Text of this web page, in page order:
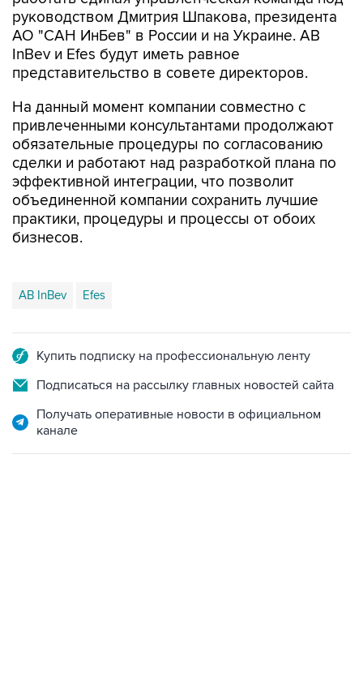
руководством Дмитрия Шпакова, президента
АО "САН ИнБев" в России и на Украине. AB
InBev и Efes будут иметь равное
представительство в совете директоров.
На данный момент компании совместно с
привлеченными консультантами продолжают
обязательные процедуры по согласованию
сделки и работают над разработкой плана по
эффективной интеграции, что позволит
объединенной компании сохранить лучшие
практики, процедуры и процессы от обоих
бизнесов.
AB InBev Efes
Купить подписку на профессиональную ленту
Подписаться на рассылку главных новостей сайта
Получать оперативные новости в официальном
канале